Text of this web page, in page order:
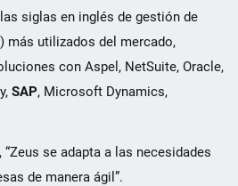
siglas en inglés de gestión de
más utilizados del mercado,
con Aspel, NetSuite, Oracle,
SAP, Microsoft Dynamics,
se adapta a las necesidades
de manera ágil”.